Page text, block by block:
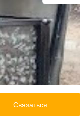
Связаться